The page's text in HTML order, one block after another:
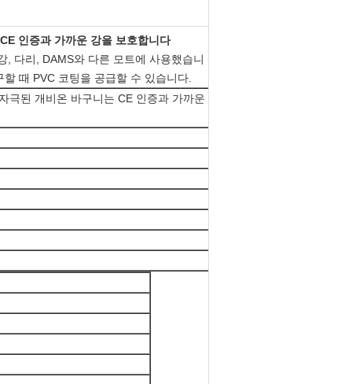
인증과 가까운 강을 보호합니다
, 다리, DAMS와 다른 모트에 사용했습니
때 PVC 코팅을 공급할 수 있습니다.
된 개비온 바구니는 CE 인증과 가까운 강을 보호합니